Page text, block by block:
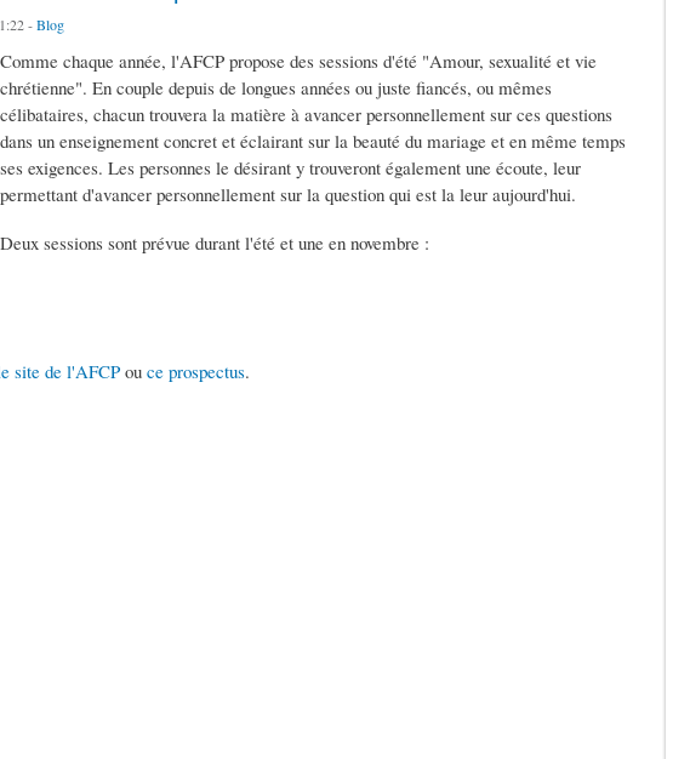
-Blog
Comme chaque année, l'AFCP propose des sessions d'été "Amour, sexualité et vie
chrétienne". En couple depuis de longues années ou juste fiancés, ou mêmes
célibataires, chacun trouvera la matière à avancer personnellement sur ces questions
dans un enseignement concret et éclairant sur la beauté du mariage et en même temps
ses exigences. Les personnes le désirant y trouveront également une écoute, leur
permettant d'avancer personnellement sur la question qui est la leur aujourd'hui.
Deux sessions sont prévue durant l'été et une en novembre :
site de l'AFCP ou ce prospectus.